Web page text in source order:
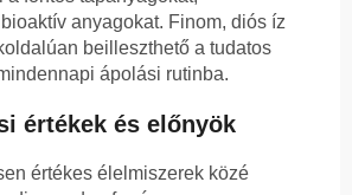
anyagokat. Finom, diós íz
beilleszthető a tudatos
ápolási rutinba.
értékek és előnyök
értékes élelmiszerek közé